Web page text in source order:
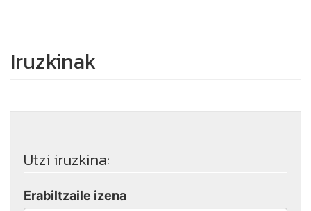
Iruzkinak
Utzi iruzkina:
Erabiltzaile izena